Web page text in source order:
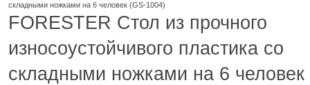
складными ножками на 6 человек (GS-1004)
FORESTER Стол из прочного
износоустойчивого пластика со
складными ножками на 6 человек